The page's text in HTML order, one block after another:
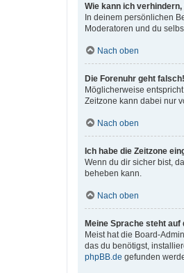
Wie kann ich
In deinem persönlichen
Moderatoren und du
Nach oben
Die Forenuhr geht falsch!
Möglicherweise
Zeitzone kann dabei nur
Nach oben
Ich habe die Zeitzone
Wenn du dir sicher bist,
beheben kann.
Nach oben
Meine Sprache steht
Meist hat die Board-
das du benötigst,
phpBB.de gefunden